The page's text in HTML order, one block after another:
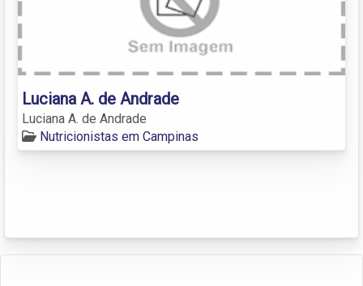
Luciana A. de Andrade
Luciana A. de Andrade
Nutricionistas em Campinas